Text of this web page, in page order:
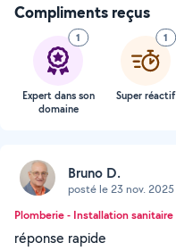
Compliments reçus
1
Expert dans son
domaine
1
Super réactif
Bruno D.
posté le 23 nov. 2025
Plomberie - Installation sanitaire
réponse rapide